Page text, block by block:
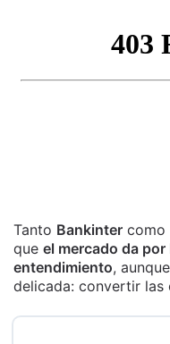
Tanto Bankinter como
que el mercado da
entendimiento,
delicada: convertir las